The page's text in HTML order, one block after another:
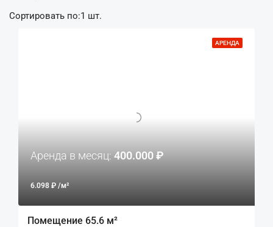
1 шт.
Сортировать по:
АРЕНДА
Аренда в месяц: 400.000 ₽
6.098 ₽ /м²
Помещение 65.6 м²